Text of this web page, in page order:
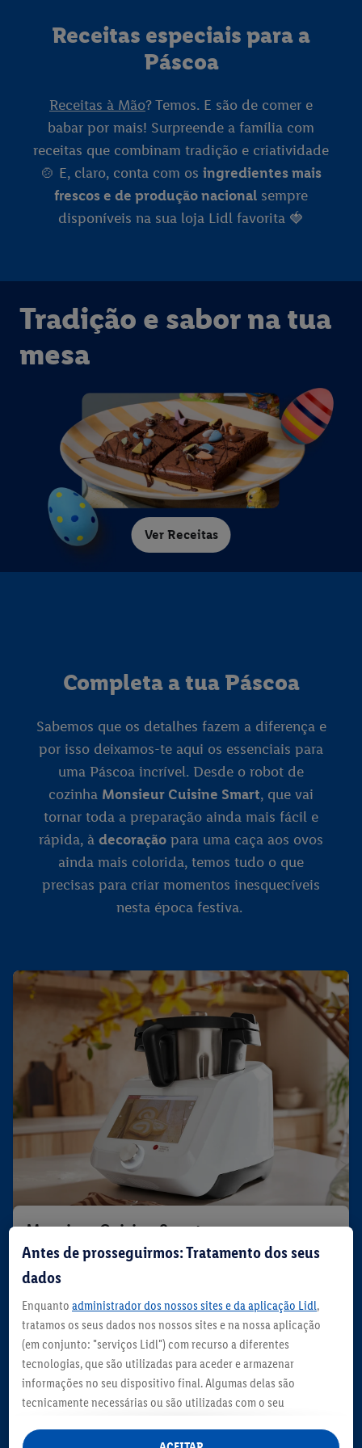
Receitas especiais para a
Páscoa
Receitas à Mão? Temos. E são de comer e
babar por mais! Surpreende a família com
receitas que combinam tradição e criatividade
🍲 E, claro, conta com os ingredientes mais
frescos e de produção nacional sempre
disponíveis na sua loja Lidl favorita 🍓
Ver Receitas
Tradição e sabor na tua
mesa
Completa a tua Páscoa
Sabemos que os detalhes fazem a diferença e
por isso deixamos-te aqui os essenciais para
uma Páscoa incrível. Desde o robot de
cozinha Monsieur Cuisine Smart, que vai
tornar toda a preparação ainda mais fácil e
rápida, à decoração para uma caça aos ovos
ainda mais colorida, temos tudo o que
precisas para criar momentos inesquecíveis
nesta época festiva.
Monsieur Cuisine Smart
O aliado perfeito para receitas práticas e
deliciosas.
Ver Mais
Antes de prosseguirmos: Tratamento dos seus
dados
Enquanto administrador dos nossos sites e da aplicação Lidl,
tratamos os seus dados nos nossos sites e na nossa aplicação
(em conjunto: "serviços Lidl") com recurso a diferentes
tecnologias, que são utilizadas para aceder e armazenar
informações no seu dispositivo final. Algumas delas são
tecnicamente necessárias ou são utilizadas com o seu
estatísticas ou para publicidade personalizada dentro e fora